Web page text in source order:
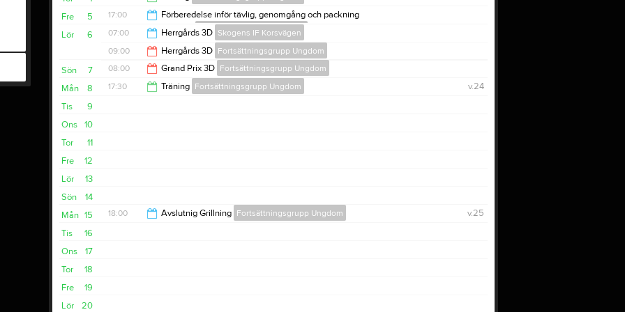
18:30
18:00
5
Fre 17:00
Förberedelse inför tävlig, genomgång och packning
av utrustning Fortsättningsgrupp Ungdom
20:00
6
Lör 07:00 Herrgårds 3D Skogens IF Korsvägen
18:00
09:00 Herrgårds 3D Fortsättningsgrupp Ungdom
15:00
7
Sön 08:00 Grand Prix 3D Fortsättningsgrupp Ungdom
8
Mån v.24
17:30 Träning Fortsättningsgrupp Ungdom
9
Tis
10
Ons
11
Tor
12
Fre
13
Lör
14
Sön
15
Mån v.25
18:00 Avslutnig Grillning Fortsättningsgrupp Ungdom
16
Tis
17
Ons
18
Tor
19
Fre
20
Lör